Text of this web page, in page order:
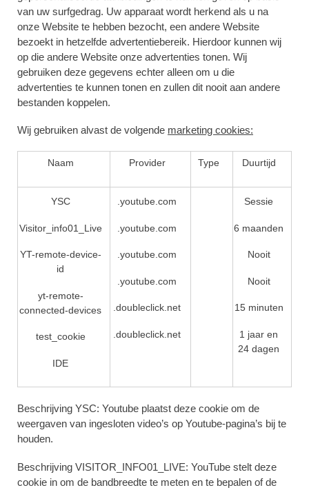
van uw surfgedrag. Uw apparaat wordt herkend als u na
onze Website te hebben bezocht, een andere Website
bezoekt in hetzelfde advertentiebereik. Hierdoor kunnen wij
op die andere Website onze advertenties tonen. Wij
gebruiken deze gegevens echter alleen om u die
advertenties te kunnen tonen en zullen dit nooit aan andere
bestanden koppelen.
Wij gebruiken alvast de volgende marketing cookies:
Naam Provider Type Duurtijd
YSC
Visitor_info01_Live
YT-remote-device-
id
yt-remote-
connected-devices
test_cookie
IDE
.youtube.com
.youtube.com
.youtube.com
.youtube.com
.doubleclick.net
.doubleclick.net
Sessie
6 maanden
Nooit
Nooit
15 minuten
1 jaar en
24 dagen
Beschrijving YSC: Youtube plaatst deze cookie om de
weergaven van ingesloten video’s op Youtube-pagina’s bij te
houden.
Beschrijving VISITOR_INFO01_LIVE: YouTube stelt deze
cookie in om de bandbreedte te meten en te bepalen of de